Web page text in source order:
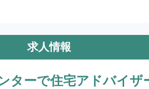
求人情報
ターで住宅アドバイザ